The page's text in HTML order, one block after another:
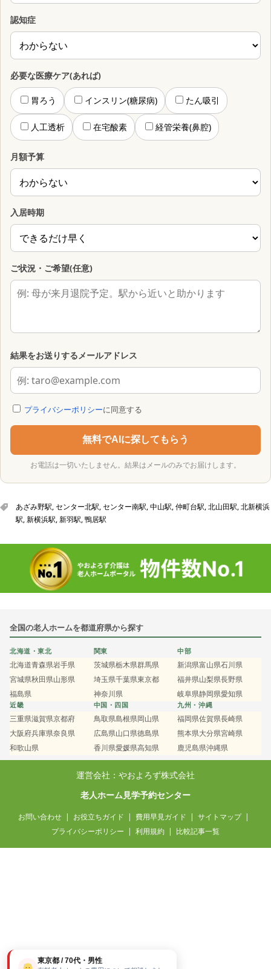
認知症
必要な医療ケア(あれば)
胃ろう インスリン(糖尿病) たん吸引
人工透析 在宅酸素 経管栄養(鼻腔)
月額予算
入居時期
ご状況・ご希望(任意)
結果をお送りするメールアドレス
プライバシーポリシーに同意する
無料でAIに探してもらう
お電話は一切いたしません。結果はメールのみでお届けします。
あざみ野駅,センター北駅,センター南駅,中山駅,仲町台駅,北山田駅,北新横浜
駅,新横浜駅,新羽駅,鴨居駅
全国の老人ホームを都道府県から探す
北海道・東北
北海道青森県岩手県
宮城県秋田県山形県
福島県
関東
茨城県栃木県群馬県
埼玉県千葉県東京都
神奈川県
中部
新潟県富山県石川県
福井県山梨県長野県
岐阜県静岡県愛知県
近畿
三重県滋賀県京都府
大阪府兵庫県奈良県
和歌山県
中国・四国
鳥取県島根県岡山県
広島県山口県徳島県
香川県愛媛県高知県
九州・沖縄
福岡県佐賀県長崎県
熊本県大分県宮崎県
鹿児島県沖縄県
運営会社：やおよろず株式会社
老人ホーム見学予約センター
お問い合わせ お役立ちガイド 費用早見ガイド
サイトマップ
プライバシーポリシー
利用規約 比較記事一覧
東京都 / 70代・男性